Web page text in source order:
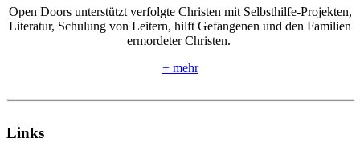
Open Doors unterstützt verfolgte Christen mit Selbsthilfe-Projekten,
Literatur, Schulung von Leitern, hilft Gefangenen und den Familien
ermordeter Christen.
+ mehr
Links